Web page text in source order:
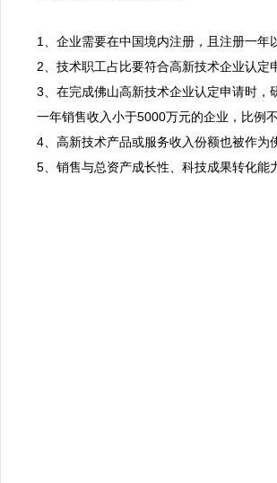
1、企业需要在中国境内注册，且注册一年
2、技术职工占比要符合高新技术企业认
3、在完成佛山高新技术企业认定申请时
一年销售收入小于5000万元的企业，比例
4、高新技术产品或服务收入份额也被作
5、销售与总资产成长性、科技成果转化